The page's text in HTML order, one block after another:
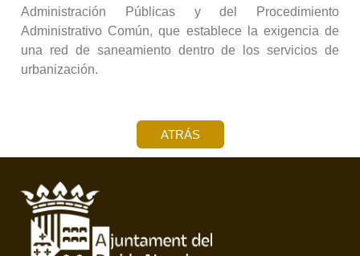
Administración Públicas y del Procedimiento
Administrativo Común, que establece la exigencia de
una red de saneamiento dentro de los servicios de
urbanización.
ATRÁS